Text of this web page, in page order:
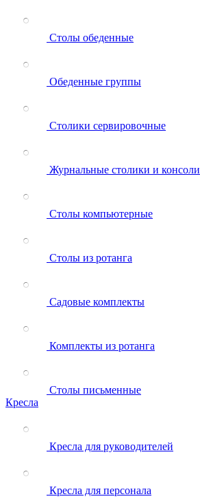
Столы обеденные
Обеденные группы
Столики сервировочные
Журнальные столики и консоли
Столы компьютерные
Столы из ротанга
Садовые комплекты
Комплекты из ротанга
Столы письменные
Кресла
Кресла для руководителей
Кресла для персонала